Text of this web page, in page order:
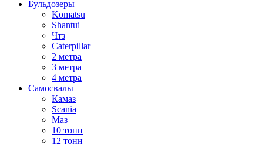
Бульдозеры
Komatsu
Shantui
Чтз
Caterpillar
2 метра
3 метра
4 метра
Самосвалы
Камаз
Scania
Маз
10 тонн
12 тонн